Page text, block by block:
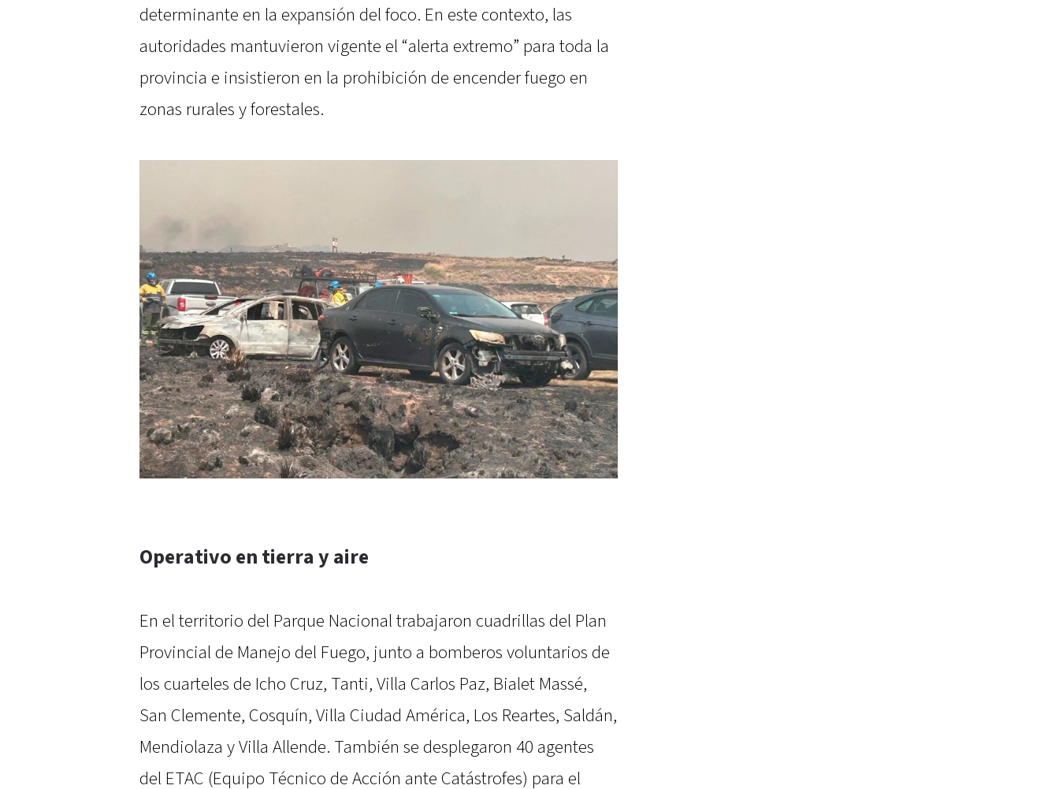
determinante en la expansión del foco. En este contexto, las
autoridades mantuvieron vigente el “alerta extremo” para toda la
provincia e insistieron en la prohibición de encender fuego en
zonas rurales y forestales.
Operativo en tierra y aire
En el territorio del Parque Nacional trabajaron cuadrillas del Plan
Provincial de Manejo del Fuego, junto a bomberos voluntarios de
los cuarteles de Icho Cruz, Tanti, Villa Carlos Paz, Bialet Massé,
San Clemente, Cosquín, Villa Ciudad América, Los Reartes, Saldán,
Mendiolaza y Villa Allende. También se desplegaron 40 agentes
del ETAC (Equipo Técnico de Acción ante Catástrofes) para el